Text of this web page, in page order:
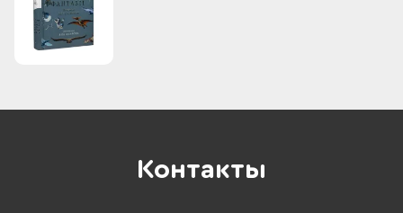
Контакты